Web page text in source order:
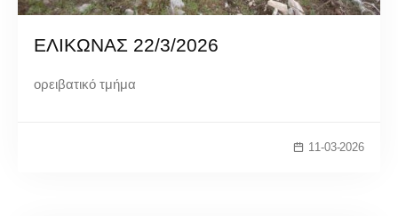
ΕΛΙΚΩΝΑΣ 22/3/2026
ορειβατικό τμήμα
11-03-2026